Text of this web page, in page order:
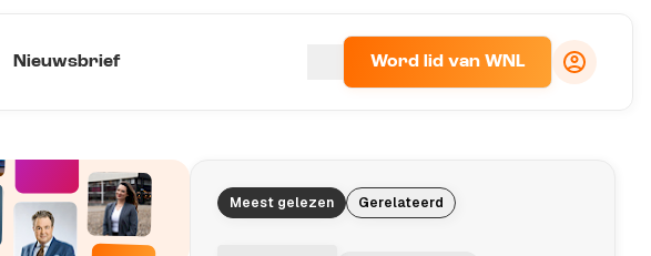
Nieuwsbrief Word lid van WNL
Meest gelezen Gerelateerd